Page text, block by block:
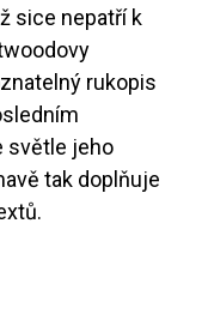
sice nepatří k
rukopis
světle jeho
tak doplňuje